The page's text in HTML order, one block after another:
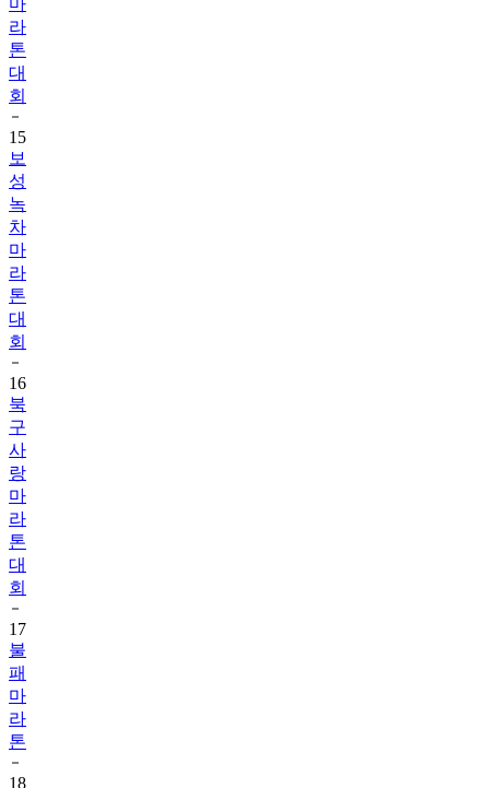
톤
대
회
15
보
성
녹
차
마
라
톤
대
회
16
북
구
사
랑
마
라
톤
대
회
17
불
패
마
라
톤
18
버